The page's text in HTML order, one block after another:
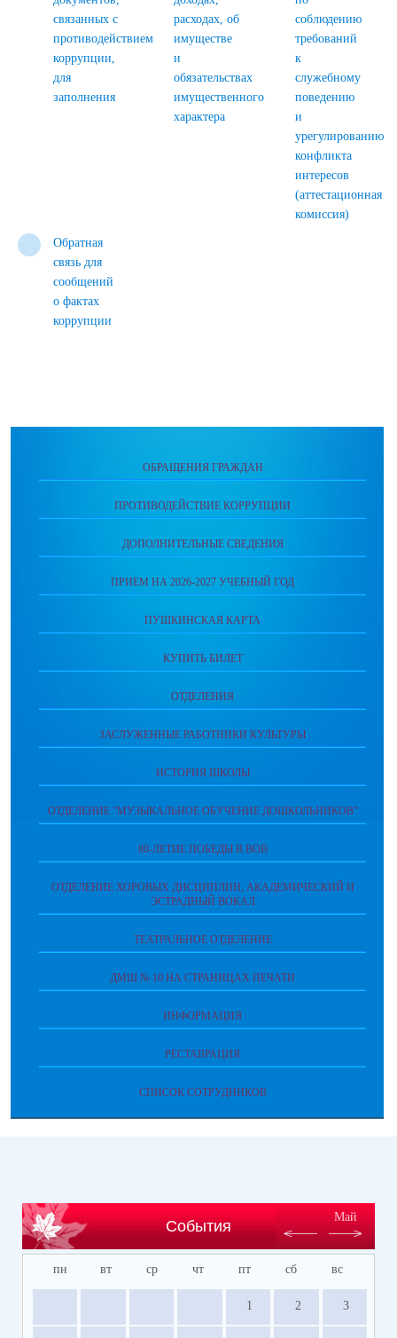
связанных с
противодействием
коррупции,
для
заполнения
расходах, об
имуществе
и
обязательствах
имущественного
характера
соблюдению
требований
к
служебному
поведению
и
урегулированию
конфликта
интересов
(аттестационная
комиссия)
Обратная
связь для
сообщений
о фактах
коррупции
ОБРАЩЕНИЯ ГРАЖДАН
ПРОТИВОДЕЙСТВИЕ КОРРУПЦИИ
ДОПОЛНИТЕЛЬНЫЕ СВЕДЕНИЯ
ПРИЕМ НА 2026-2027 УЧЕБНЫЙ ГОД
ПУШКИНСКАЯ КАРТА
КУПИТЬ БИЛЕТ
ОТДЕЛЕНИЯ
ЗАСЛУЖЕННЫЕ РАБОТНИКИ КУЛЬТУРЫ
ИСТОРИЯ ШКОЛЫ
ОТДЕЛЕНИЕ "МУЗЫКАЛЬНОЕ ОБУЧЕНИЕ ДОШКОЛЬНИКОВ"
80-ЛЕТИЕ ПОБЕДЫ В ВОВ
ОТДЕЛЕНИЕ ХОРОВЫХ ДИСЦИПЛИН, АКАДЕМИЧЕСКИЙ И
ЭСТРАДНЫЙ ВОКАЛ
ТЕАТРАЛЬНОЕ ОТДЕЛЕНИЕ
ДМШ № 10 НА СТРАНИЦАХ ПЕЧАТИ
ИНФОРМАЦИЯ
РЕСТАВРАЦИЯ
СПИСОК СОТРУДНИКОВ
События
Май
пн вт ср чт пт сб вс
1 2 3